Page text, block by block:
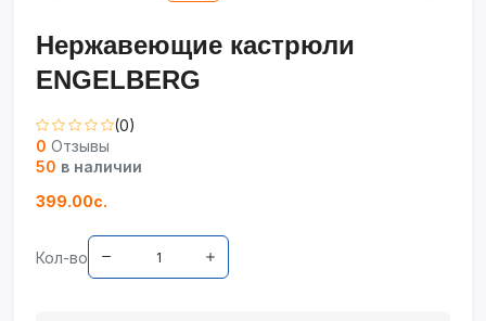
Нержавеющие кастрюли
ENGELBERG
(0)
0 Отзывы
50 в наличии
399.00с.
Кол-во